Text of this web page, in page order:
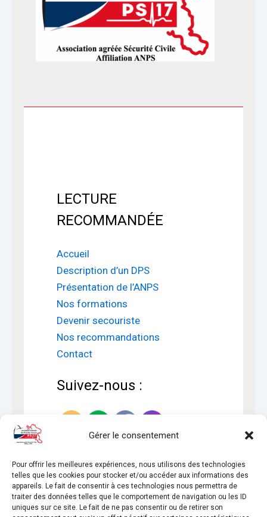
Gérer le consentement
Pour offrir les meilleures expériences, nous utilisons des technologies
telles que les cookies pour stocker et/ou accéder aux informations des
appareils. Le fait de consentir à ces technologies nous permettra de
traiter des données telles que le comportement de navigation ou les ID
uniques sur ce site. Le fait de ne pas consentir ou de retirer son
LECTURE
RECOMMANDÉE
Accueil
Description d’un DPS
Présentation de l’ANPS
Nos formations
Devenir secouriste
Nos recommandations
Contact
Suivez-nous :